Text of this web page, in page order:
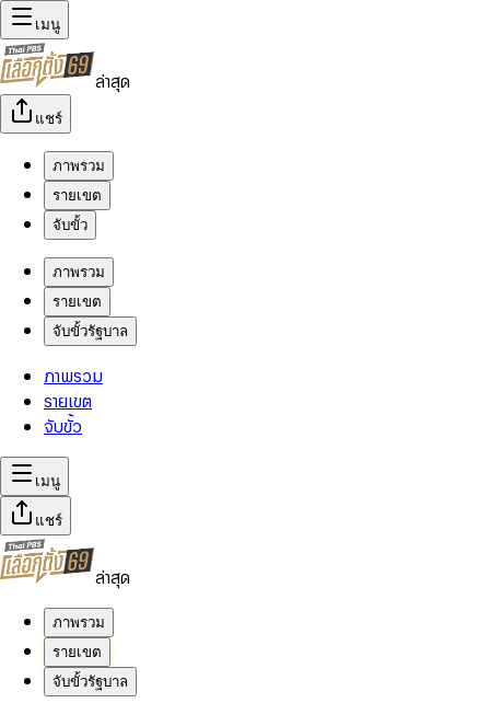
เมนู
ล่าสุด
แชร์
ภาพรวม
รายเขต
จับขั้ว
ภาพรวม
รายเขต
จับขั้วรัฐบาล
ภาพรวม
รายเขต
จับขั้ว
เมนู
แชร์
ล่าสุด
ภาพรวม
รายเขต
จับขั้วรัฐบาล